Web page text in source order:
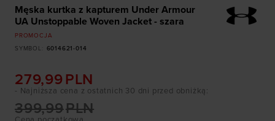
Męska kurtka z kapturem Under Armour
UA Unstoppable Woven Jacket - szara
PROMOCJA
SYMBOL
6014621-014
279,99 PLN
399,99PLN
- Najniższa cena z ostatnich 30 dni przed obniżką: